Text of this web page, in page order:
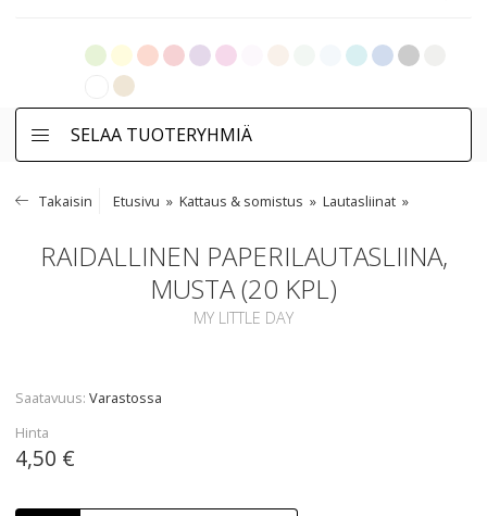
SELAA TUOTERYHMIÄ
Takaisin Etusivu Kattaus & somistus Lautasliinat
RAIDALLINEN PAPERILAUTASLIINA,
MUSTA (20 KPL)
MY LITTLE DAY
Saatavuus Varastossa
Hinta
4,50 €